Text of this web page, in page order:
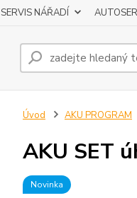
SERVIS NÁŘADÍ
Úvod AKU PROGRAM
AKU SET
Novinka